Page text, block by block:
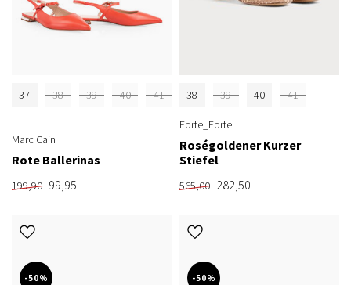
37 38 39 40 41
Marc Cain
Rote Ballerinas
199,90 99,95
38 39 40 41
Forte_Forte
Roségoldener Kurzer
Stiefel
565,00 282,50
-50% -50%